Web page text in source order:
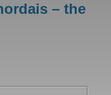
– the